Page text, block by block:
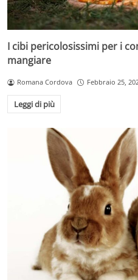
I cibi pericolosissimi per i
mangiare
Romana Cordova Febbraio 25,
Leggi di più